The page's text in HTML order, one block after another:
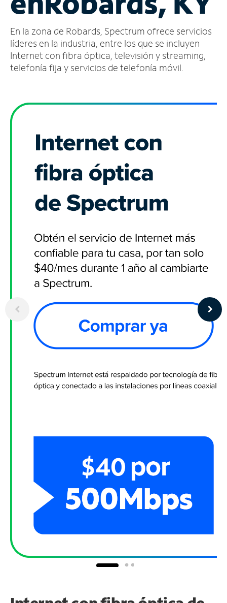
cuenta
Encuentra
una
tienda
En la zona de Robards, Spectrum ofrece servicios
líderes en la industria, entre los que se incluyen
Internet con fibra óptica, televisión y streaming,
telefonía fija y servicios de telefonía móvil.